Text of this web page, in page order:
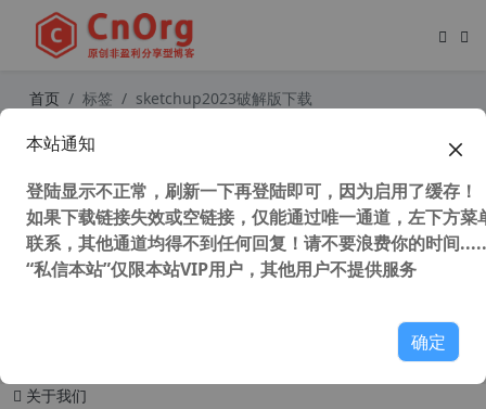
首页 标签 sketchup2023破解版下载
草图大师 SketchUp Pro 2023 v23.1.
装教程
关于我们
本站通知
登陆显示不正常，刷新一下再登陆即可，因为启用了缓存！
如果下载链接失效或空链接，仅能通过唯一通道，左下方菜
联系，其他通道均得不到任何回复！请不要浪费你的时间
“私信本站”仅限本站VIP用户，其他用户不提供服务
确定